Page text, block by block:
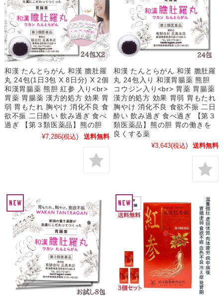
和漢 たんとらがん 和漢 膽肚羅
丸 24包(1日3包 X 8日分) X 2個
和漢胃腸薬 熊胆 紅参 入り<br>
胃薬 胃腸薬 漢方的処方 効果 胃
弱 胃もたれ 胸やけ 消化不良 食
欲不振 二日酔い 飲み過ぎ 食べ
過ぎ 【第３類医薬品】熊の胆
¥7,286(税込) 送料無料
和漢 たんとらがん 和漢 膽肚羅
丸 24包入り 和漢胃腸薬 熊胆
コウジン入り<br> 胃薬 胃腸薬
漢方的処方 効果 胃弱 胃もたれ
胸やけ 消化不良 食欲不振 二日
酔い 飲み過ぎ 食べ過ぎ 【第３
類医薬品】熊の胆 胃の働きを
良くする薬
¥3,643(税込) 送料無料